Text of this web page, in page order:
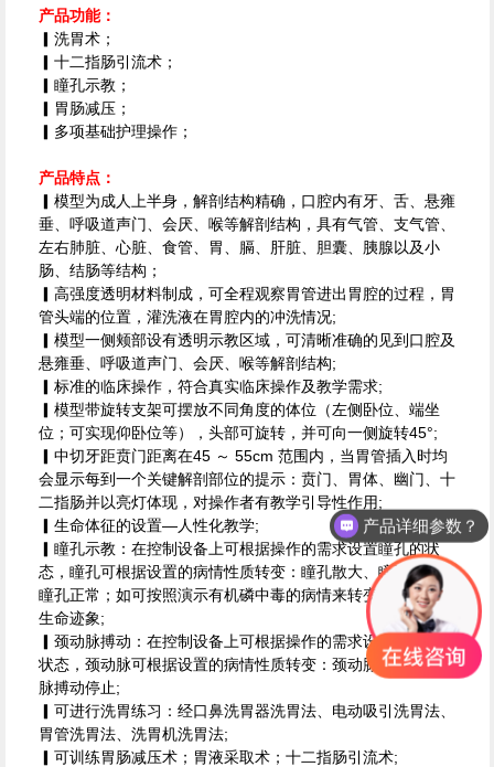
产品功能：
▎洗胃术；
▎十二指肠引流术；
▎瞳孔示教；
▎胃肠减压；
▎多项基础护理操作；
产品特点：
▎模型为成人上半身，解剖结构精确，口腔内有牙、舌、悬雍
垂、呼吸道声门、会厌、喉等解剖结构，具有气管、支气管、
左右肺脏、心脏、食管、胃、膈、肝脏、胆囊、胰腺以及小
肠、结肠等结构；
▎高强度透明材料制成，可全程观察胃管进出胃腔的过程，胃
管头端的位置，灌洗液在胃腔内的冲洗情况;
▎模型一侧颊部设有透明示教区域，可清晰准确的见到口腔及
悬雍垂、呼吸道声门、会厌、喉等解剖结构;
▎标准的临床操作，符合真实临床操作及教学需求;
▎模型带旋转支架可摆放不同角度的体位（左侧卧位、端坐
位；可实现仰卧位等），头部可旋转，并可向一侧旋转45°;
▎中切牙距贲门距离在45 ～ 55cm 范围内，当胃管插入时均
会显示每到一个关键解剖部位的提示：贲门、胃体、幽门、十
二指肠并以亮灯体现，对操作者有教学引导性作用;
▎生命体征的设置—人性化教学;
▎瞳孔示教：在控制设备上可根据操作的需求设置瞳孔的状
态，瞳孔可根据设置的病情性质转变：瞳孔散大、瞳孔缩小、
瞳孔正常；如可按照演示有机磷中毒的病情来转变瞳孔变化等
生命迹象;
▎颈动脉搏动：在控制设备上可根据操作的需求设置颈动脉的
状态，颈动脉可根据设置的病情性质转变：颈动脉搏动、颈动
脉搏动停止;
▎可进行洗胃练习：经口鼻洗胃器洗胃法、电动吸引洗胃法、
胃管洗胃法、洗胃机洗胃法;
▎可训练胃肠减压术；胃液采取术；十二指肠引流术;
产品详细参数？